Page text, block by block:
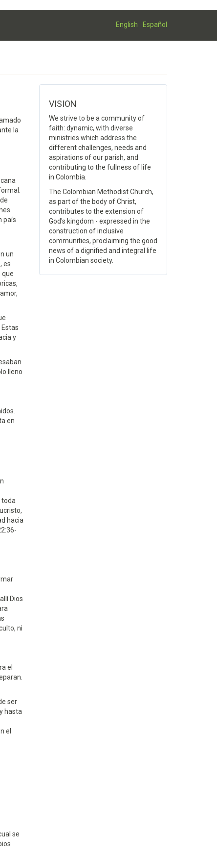
English Español
la
país
un
es
que
y
lleno
en
toda
hacia
Dios
ni
el
ser
hasta
el
se
VISION
We strive to be a community of
faith: dynamic, with diverse
ministries which address the
different challenges, needs and
aspirations of our parish, and
contributing to the fullness of life
in Colombia.
The Colombian Methodist Church,
as part of the body of Christ,
contributes to the extension of
God's kingdom - expressed in the
construction of inclusive
communities, proclaiming the good
news of a dignified and integral life
in Colombian society.